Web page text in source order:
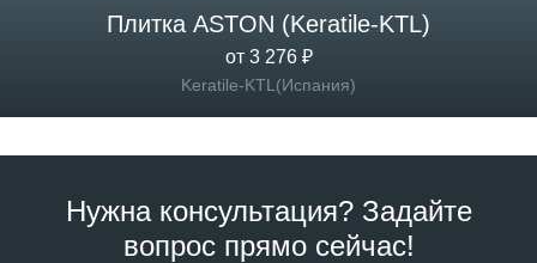
Плитка ASTON (Keratile-KTL)
от 3 276 ₽
Keratile-KTL(Испания)
Нужна консультация? Задайте
вопрос прямо сейчас!